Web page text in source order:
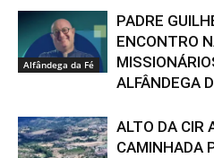
Alfândega da Fé
PADRE
ENCONTRO
ALFÂNDEGA
ALTO DA CIR
CAMINHADA